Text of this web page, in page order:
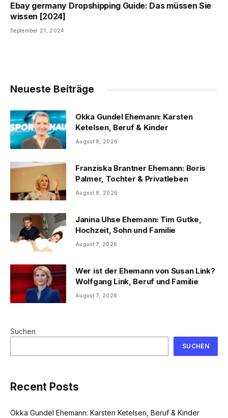
Ebay germany Dropshipping Guide: Das müssen Sie
wissen [2024]
September 21, 2024
Neueste Beiträge
Okka Gundel Ehemann: Karsten
Ketelsen, Beruf & Kinder
August 8, 2026
Franziska Brantner Ehemann: Boris
Palmer, Tochter & Privatleben
August 8, 2026
Janina Uhse Ehemann: Tim Gutke,
Hochzeit, Sohn und Familie
August 7, 2026
Wer ist der Ehemann von Susan Link?
Wolfgang Link, Beruf und Familie
August 7, 2026
Suchen
SUCHEN
Recent Posts
Okka Gundel Ehemann: Karsten Ketelsen, Beruf & Kinder